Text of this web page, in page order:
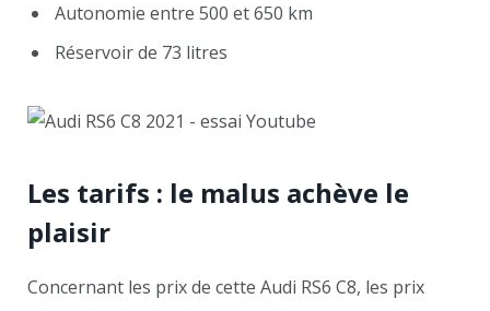
Autonomie entre 500 et 650 km
Réservoir de 73 litres
Les tarifs : le malus achève le
plaisir
Concernant les prix de cette Audi RS6 C8, les prix